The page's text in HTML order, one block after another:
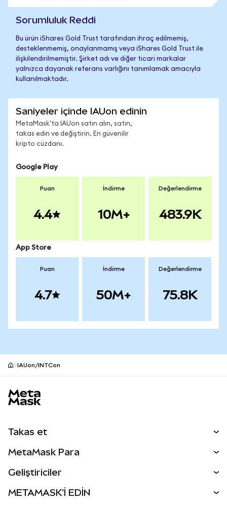
Sorumluluk Reddi
Bu ürün iShares Gold Trust tarafından ihraç edilmemiş,
desteklenmemiş, onaylanmamış veya iShares Gold Trust ile
ilişkilendirilmemiştir. Şirket adı ve diğer ticari markalar
yalnızca dayanak referans varlığını tanımlamak amacıyla
kullanılmaktadır.
Saniyeler içinde IAUon edinin
MetaMask'ta IAUon satın alın, satın,
takas edin ve değiştirin. En güvenilir
kripto cüzdanı.
Google Play
Puan
4.4
İndirme
10M+
Değerlendirme
483.9K
App Store
Puan
4.7
İndirme
50M+
Değerlendirme
75.8K
IAUon/INTCon
Takas et
Perps
RWA'lar
MetaMask Para
Geliştiriciler
METAMASK'İ EDİN